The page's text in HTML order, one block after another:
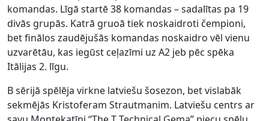
komandas. Līgā startē 38 komandas – sadalītas pa 19
divās grupās. Katrā gruoā tiek noskaidroti čempioni,
bet finālos zaudējušās komandas noskaidro vēl vienu
uzvarētāu, kas iegūst ceļazīmi uz A2 jeb pēc spēka
Itālijas 2. līgu.
B sērijā spēlēja virkne latviešu šosezon, bet vislabāk
sekmējās Kristoferam Strautmanim. Latviešu centrs ar